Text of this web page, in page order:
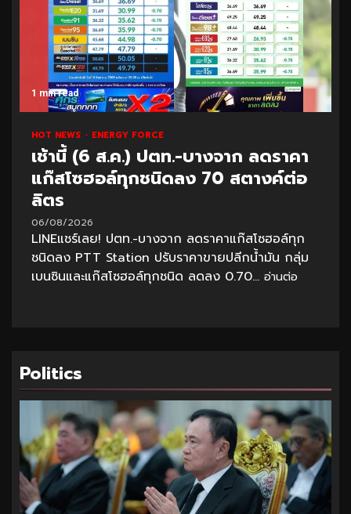
1 min read
HOT NEWS ENERGY FORCE
เช้านี้ (6 ส.ค.) ปตท.-บางจาก ลดราคา
แก๊สโซฮอล์ทุกชนิดลง 70 สตางค์ต่อ
ลิตร
06/08/2026
LINEแชร์เลย! ปตท.-บางจาก ลดราคาแก๊สโซฮอล์ทุก
ชนิดลง PTT Station ปรับราคาขายปลีกน้ำมัน กลุ่ม
เบนซินและแก๊สโซฮอล์ทุกชนิด ลดลง 0.70... อ่านต่อ
Politics